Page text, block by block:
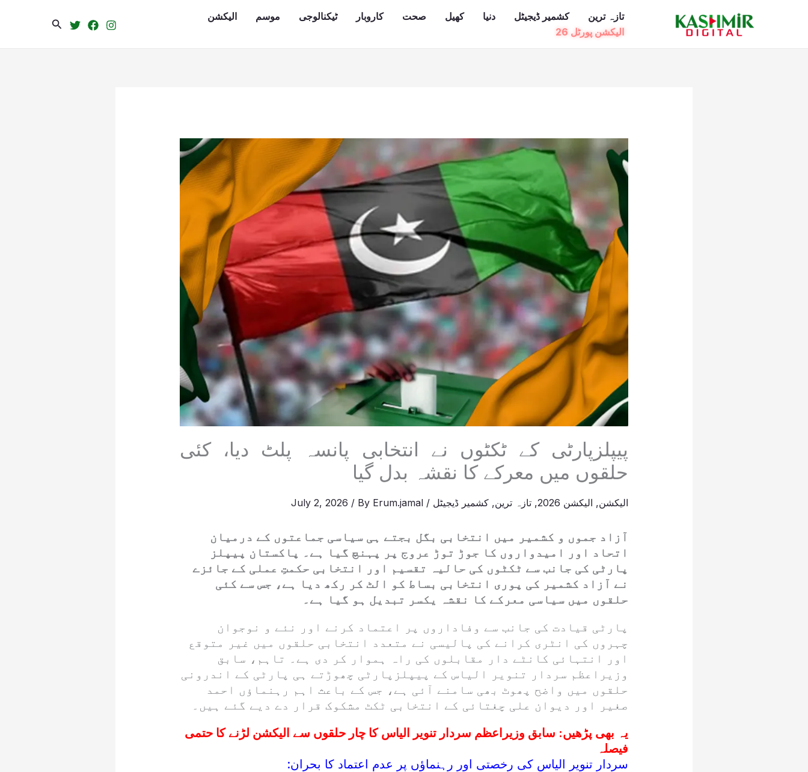
تازہ ترین کشمیر ڈیجیٹل دنیا کھیل صحت کاروبار ٹیکنالوجی موسم
الیکشن
الیکشن پورٹل 26
Search
پیپلزپارٹی کے ٹکٹوں نے انتخابی پانسہ پلٹ دیا، کئی
حلقوں میں معرکے کا نقشہ بدل گیا
الیکشن, الیکشن 2026 , تازہ ترین, کشمیر ڈیجیٹل /
July 2, 2026 / By Erum.jamal
آزاد جموں و کشمیر میں انتخابی بگل بجتے ہی سیاسی جماعتوں کے درمیان
اتحاد اور امیدواروں کا جوڑ توڑ عروج پر پہنچ گیا ہے۔ پاکستان پیپلز
پارٹی کی جانب سے ٹکٹوں کی حالیہ تقسیم اور انتخابی حکمتِ عملی کے جائزے
نے آزاد کشمیر کی پوری انتخابی بساط کو الٹ کر رکھ دیا ہے، جس سے کئی
حلقوں میں سیاسی معرکے کا نقشہ یکسر تبدیل ہو گیا ہے۔
پارٹی قیادت کی جانب سے وفاداروں پر اعتماد کرنے اور نئے و نوجوان
چہروں کی انٹری کرانے کی پالیسی نے متعدد انتخابی حلقوں میں غیر متوقع
اور انتہائی کانٹے دار مقابلوں کی راہ ہموار کر دی ہے۔ تاہم، سابق
وزیراعظم سردار تنویر الیاس کے پیپلزپارٹی چھوڑتے ہی پارٹی کے اندرونی
حلقوں میں واضح پھوٹ بھی سامنے آئی ہے، جس کے باعث اہم رہنماؤں احمد
صغیر اور دیوان علی چغتائی کے انتخابی ٹکٹ مشکوک قرار دے دیے گئے ہیں۔
یہ بھی پڑھیں: سابق وزیراعظم سردار تنویر الیاس کا چار حلقوں سے الیکشن لڑنے کا حتمی
فیصلہ
سردار تنویر الیاس کی رخصتی اور رہنماؤں پر عدم اعتماد کا بحران: